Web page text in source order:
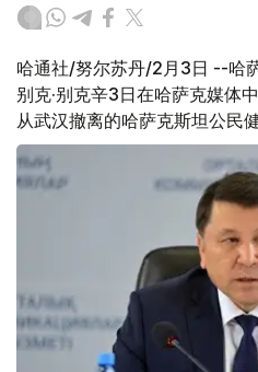
哈通社/努尔苏丹/2月3日 --哈
别克·别克辛3日在哈萨克媒体
从武汉撤离的哈萨克斯坦公民